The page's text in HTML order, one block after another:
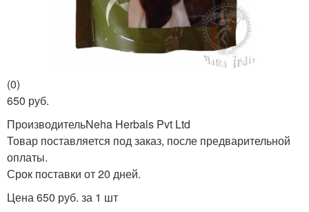
(0)
650 руб.
ПроизводительNeha Herbals Pvt Ltd
Товар поставляется под заказ, после предварительной
оплаты.
Срок поставки от 20 дней.
Цена 650 руб. за 1 шт